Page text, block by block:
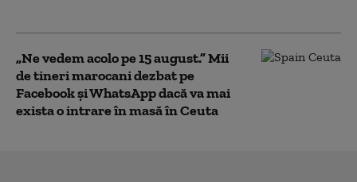
„Ne vedem acolo pe 15 august.” Mii
de tineri marocani dezbat pe
Facebook și WhatsApp dacă va mai
exista o intrare în masă în Ceuta